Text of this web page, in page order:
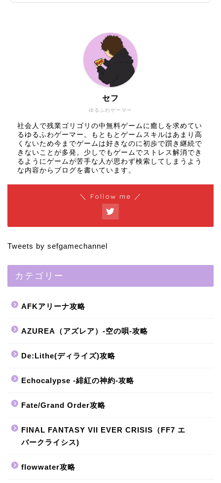
ゆるふわゲーマー
セフ
社会人で残業ゴリゴリの中無料ゲームに癒しを求めてい
るゆるふわゲーマー。もともとゲームスキルはあまり高
くないため今までゲームは好きなのに初歩で躓き継続で
きないことが多発。少しでもゲームでストレス解消でき
るようにゲームが苦手な人が思わず検索してしまうよう
な内容からブログを書いています。
＼ Follow me ／
Tweets by sefgamechannel
カテゴリー
AFKアリーナ攻略
AZUREA（アズレア）-空の唄-攻略
De:Lithe(ディライズ)攻略
Echocalypse -緋紅の神約-攻略
Fate/Grand Order攻略
FINAL FANTASY VII EVER CRISIS（FF7 エ
バークライシス)
flowwater攻略